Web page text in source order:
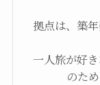
拠点は、築
一人旅が好
のた